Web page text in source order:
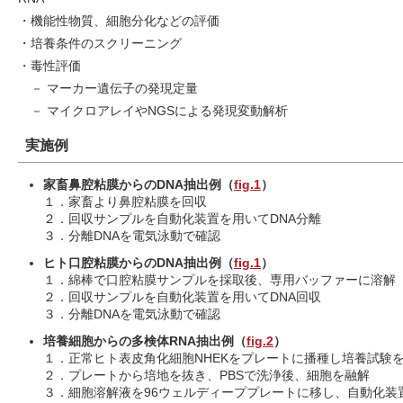
・機能性物質、細胞分化などの評価
・培養条件のスクリーニング
・毒性評価
－ マーカー遺伝子の発現定量
－ マイクロアレイやNGSによる発現変動解析
実施例
家畜鼻腔粘膜からのDNA抽出例（fig.1）
１．家畜より鼻腔粘膜を回収
２．回収サンプルを自動化装置を用いてDNA分離
３．分離DNAを電気泳動で確認
ヒト口腔粘膜からのDNA抽出例（fig.1）
１．綿棒で口腔粘膜サンプルを採取後、専用バッファーに溶解
２．回収サンプルを自動化装置を用いてDNA回収
３．分離DNAを電気泳動で確認
培養細胞からの多検体RNA抽出例（fig.2）
１．正常ヒト表皮角化細胞NHEKをプレートに播種し培養試験
２．プレートから培地を抜き、PBSで洗浄後、細胞を融解
３．細胞溶解液を96ウェルディーププレートに移し、自動化装